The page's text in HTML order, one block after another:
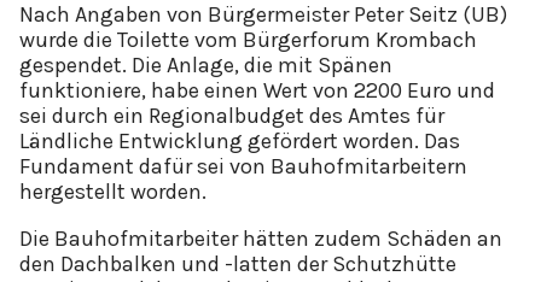
Nach Angaben von Bürgermeister Peter Seitz (UB)
wurde die Toilette vom Bürgerforum Krombach
gespendet. Die Anlage, die mit Spänen
funktioniere, habe einen Wert von 2200 Euro und
sei durch ein Regionalbudget des Amtes für
Ländliche Entwicklung gefördert worden. Das
Fundament dafür sei von Bauhofmitarbeitern
hergestellt worden.
Die Bauhofmitarbeiter hätten zudem Schäden an
den Dachbalken und -latten der Schutzhütte